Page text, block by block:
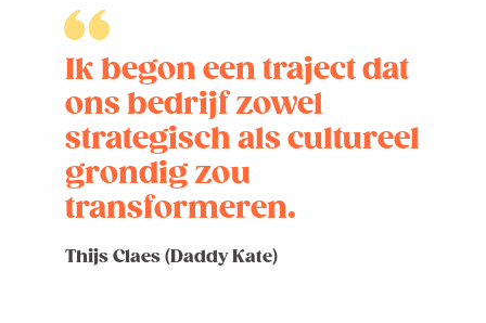
Ik begon een traject dat
ons bedrijf zowel
strategisch als cultureel
grondig zou
transformeren.
Thijs Claes (Daddy Kate)